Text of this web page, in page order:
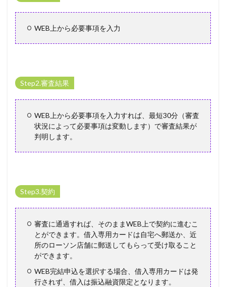
WEB上から必要事項を入力
Step2.審査結果
WEB上から必要事項を入力すれば、最短30分（審査
状況によって必要事項は変動します）で審査結果が
判明します。
Step3.契約
審査に通過すれば、そのままWEB上で契約に進むこ
とができます。借入専用カードは自宅へ郵送か、近
所のローソン店舗に郵送してもらって受け取ること
ができます。
WEB完結申込を選択する場合、借入専用カードは発
行されず、借入は振込融資限定となります。